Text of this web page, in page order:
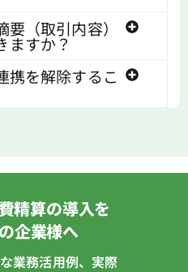
（取引内容）
ますか？
携を解除するこ
精算の導入を
企業様へ
業務活用例、実際